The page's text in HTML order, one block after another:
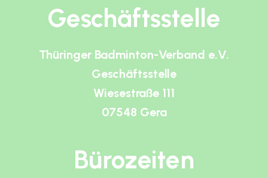
Geschäftsstelle
Thüringer Badminton-Verband e.V.
Geschäftsstelle
Wiesestraße 111
07548 Gera
Bürozeiten